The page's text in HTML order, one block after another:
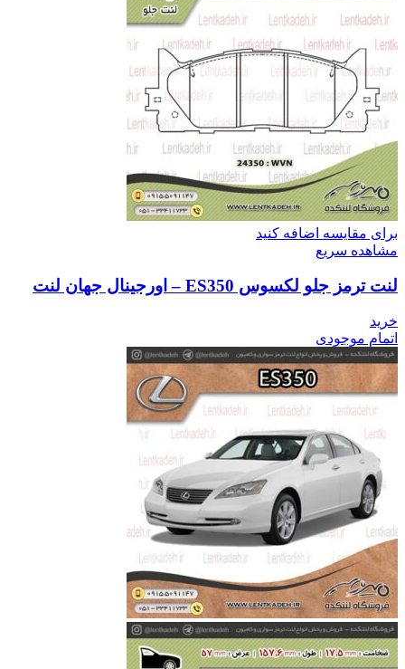
برای مقایسه اضافه کنید
مشاهده سریع
لنت ترمز جلو لکسوس ES350 – اورجینال جهان لنت
خرید
اتمام موجودی